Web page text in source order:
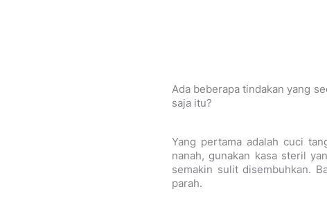
Ada beberapa tindakan yang
saja itu?
Yang pertama adalah cuci
nanah, gunakan kasa steril
semakin sulit disembuhkan.
parah.